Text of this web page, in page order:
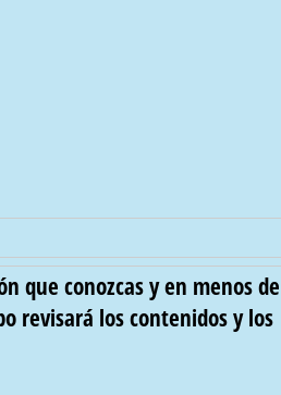
que conozcas y en menos de
revisará los contenidos y los